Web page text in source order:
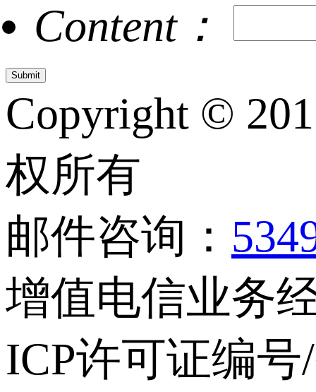
Content：
Copyright ©
权所有
邮件咨询：
增值电信业务
ICP许可证编号